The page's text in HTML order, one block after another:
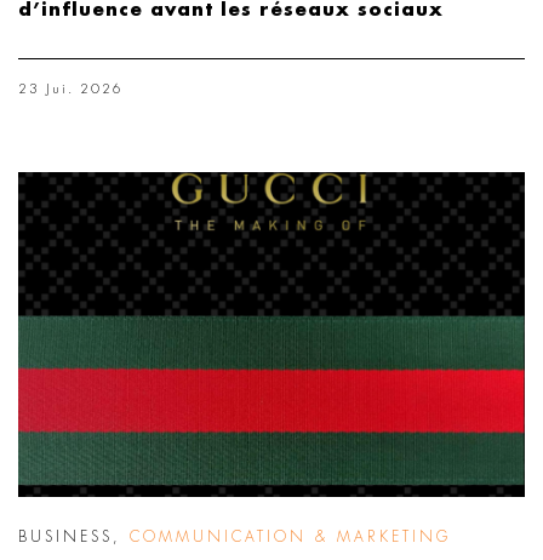
d’influence avant les réseaux sociaux
23 Jui. 2026
BUSINESS COMMUNICATION & MARKETING